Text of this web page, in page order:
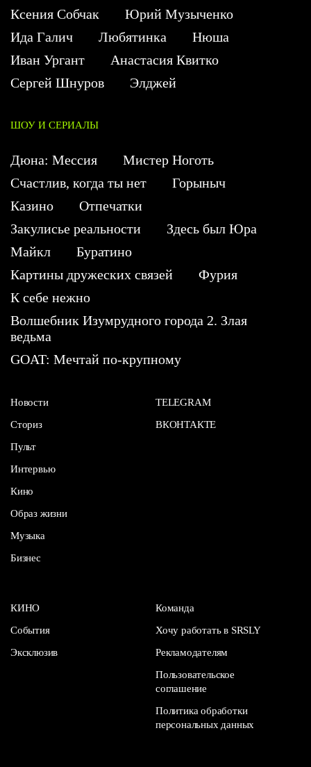
Ксения Собчак
Юрий Музыченко
Ида Галич
Любятинка
Нюша
Иван Ургант
Анастасия Квитко
Сергей Шнуров
Элджей
ШОУ И СЕРИАЛЫ
Дюна: Мессия
Мистер Ноготь
Счастлив, когда ты нет
Горыныч
Казино
Отпечатки
Закулисье реальности
Здесь был Юра
Майкл
Буратино
Картины дружеских связей
Фурия
К себе нежно
Волшебник Изумрудного города 2. Злая
ведьма
GOAT: Мечтай по-крупному
Новости
Сториз
Пульт
Интервью
Кино
Образ жизни
Музыка
Бизнес
TELEGRAM
ВКОНТАКТЕ
КИНО
События
Эксклюзив
Команда
Хочу работать в SRSLY
Рекламодателям
Пользовательское
соглашение
Политика обработки
персональных данных